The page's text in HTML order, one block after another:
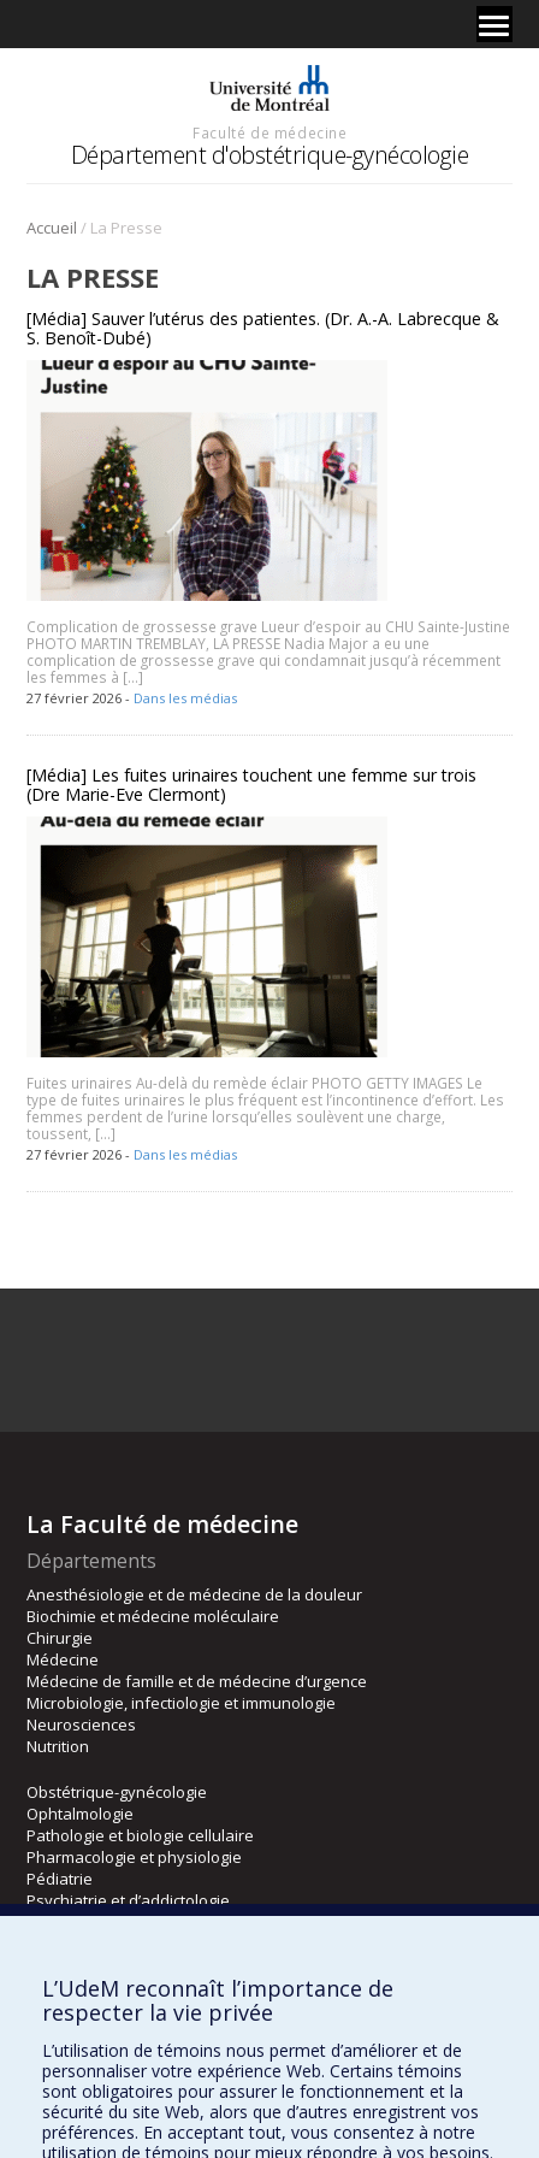
Faculté de médecine
Département d'obstétrique-gynécologie
Accueil / La Presse
LA PRESSE
[Média] Sauver l’utérus des patientes. (Dr. A.-A. Labrecque &
S. Benoît-Dubé)
Complication de grossesse grave Lueur d’espoir au CHU Sainte-Justine
PHOTO MARTIN TREMBLAY, LA PRESSE Nadia Major a eu une
complication de grossesse grave qui condamnait jusqu’à récemment
les femmes à […]
27 février 2026 - Dans les médias
[Média] Les fuites urinaires touchent une femme sur trois
(Dre Marie-Eve Clermont)
Fuites urinaires Au-delà du remède éclair PHOTO GETTY IMAGES Le
type de fuites urinaires le plus fréquent est l’incontinence d’effort. Les
femmes perdent de l’urine lorsqu’elles soulèvent une charge,
toussent, […]
27 février 2026 - Dans les médias
La Faculté de médecine
Départements
Anesthésiologie et de médecine de la douleur
Biochimie et médecine moléculaire
Chirurgie
Médecine
Médecine de famille et de médecine d’urgence
Microbiologie, infectiologie et immunologie
Neurosciences
Nutrition
Obstétrique-gynécologie
Ophtalmologie
Pathologie et biologie cellulaire
Pharmacologie et physiologie
Pédiatrie
Psychiatrie et d’addictologie
Radiologie, radio-oncologie et médecine nucléaire
Écoles
Orthophonie et audiologie
Réadaptation
Directions
L’UdeM reconnaît l’importance de
respecter la vie privée
L’utilisation de témoins nous permet d’améliorer et de
personnaliser votre expérience Web. Certains témoins
sont obligatoires pour assurer le fonctionnement et la
sécurité du site Web, alors que d’autres enregistrent vos
préférences. En acceptant tout, vous consentez à notre
utilisation de témoins pour mieux répondre à vos besoins.